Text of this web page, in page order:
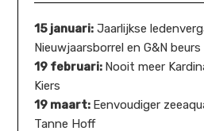
15 januari: Jaarlijkse
Nieuwjaarsborrel en G&N beurs
19 februari: Nooit meer
Kiers
19 maart: Eenvoudiger
Tanne Hoff